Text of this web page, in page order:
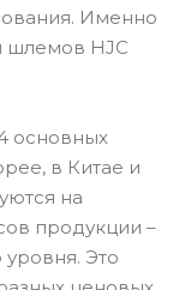
Именно
шлемов HJC
основных
в Китае и
на
продукции –
Это